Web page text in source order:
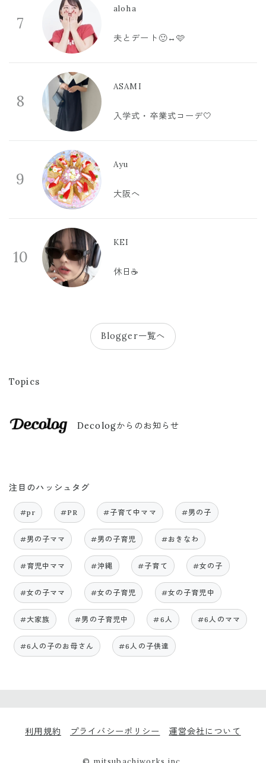
7
aloha
夫とデート🙂‍↔️🩷
8
ASAMI
入学式・卒業式コーデ🤍
9
Ayu
大阪へ
10
KEI
休日☕️
Blogger一覧へ
Topics
Decologからのお知らせ
注目のハッシュタグ
#pr #PR #子育て中ママ #男の子
#男の子ママ #男の子育児 #おきなわ
#育児中ママ #沖縄 #子育て #女の子
#女の子ママ #女の子育児 #女の子育児中
#大家族 #男の子育児中 #6人 #6人のママ
#6人の子のお母さん #6人の子供達
利用規約 プライバシーポリシー 運営会社について